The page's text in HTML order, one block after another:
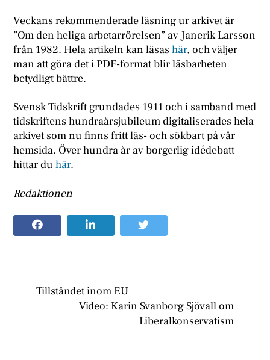
Veckans rekommenderade läsning ur arkivet är
”Om den heliga arbetarrörelsen” av Janerik Larsson
från 1982. Hela artikeln kan läsashär, och väljer
man att göra det i PDF-format blir läsbarheten
betydligt bättre.
Svensk Tidskrift grundades 1911 och i samband med
tidskriftens hundraårsjubileum digitaliserades hela
arkivet som nu finns fritt läs- och sökbart på vår
hemsida. Över hundra år av borgerlig idédebatt
hittar duhär.
Redaktionen
Tillståndet inom EU
Video: Karin Svanborg Sjövall om
Liberalkonservatism